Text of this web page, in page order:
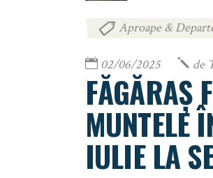
Aproape &
02/06/2025 de
FĂGĂRAȘ
MUNTELE
IULIE LA